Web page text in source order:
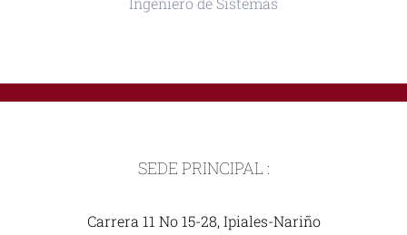
SEDE PRINCIPAL :
Carrera 11 No 15-28, Ipiales-Nariño